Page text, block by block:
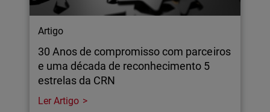
Artigo
30 Anos de compromisso com parceiros
e uma década de reconhecimento 5
estrelas da CRN
Ler Artigo